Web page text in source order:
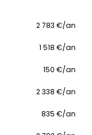
2 783 €/an
1 518 €/an
150 €/an
2 338 €/an
835 €/an